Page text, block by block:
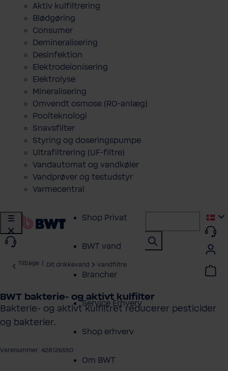
Aktiv kulfiltrering
Blødgøring
Consumer
Demineralisering
Desinfektion
Elektrodeionisering
Elektrolyse
Mineralisering
Omvendt osmose (RO-anlæg)
Poolteknologi
Snavsfilter
Styring og doseringspumpe
Ultrafiltrering (UF-filtre)
Vandautomat og vandkøler
Vandprøver og testudstyr
Varmecentral
Shop Privat
BWT vand
Brancher
Service Erhverv
Shop erhverv
Om BWT
Tilbage Dit drikkevand Vandfiltre
BWT bakterie- og aktivt kulfilter
Bakterie- og aktivt kulfiltret reducerer pesticider
og bakterier.
Varenummer: 428126550